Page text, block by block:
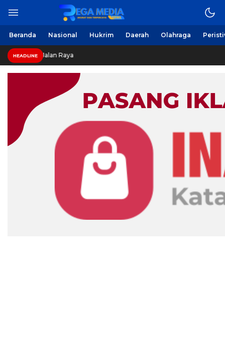
Beranda Nasional Hukrim Daerah Olahraga
HEADLINE